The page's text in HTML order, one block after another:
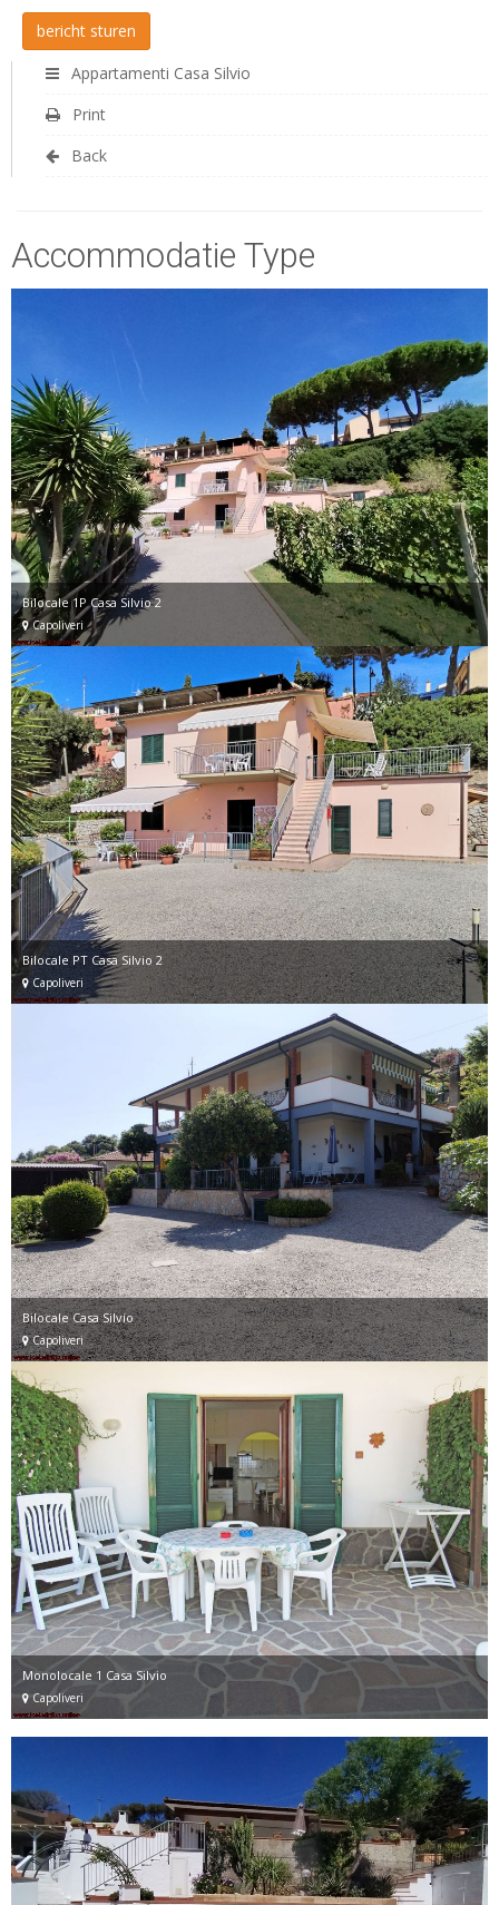
Appartamenti Casa Silvio
Print
Back
Accommodatie Type
Bilocale 1P Casa Silvio 2
Capoliveri
Bilocale PT Casa Silvio 2
Capoliveri
Bilocale Casa Silvio
Capoliveri
Monolocale 1 Casa Silvio
Capoliveri